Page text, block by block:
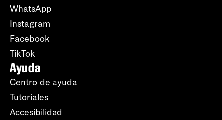
WhatsApp
Instagram
Facebook
TikTok
Ayuda
Centro de ayuda
Tutoriales
Accesibilidad